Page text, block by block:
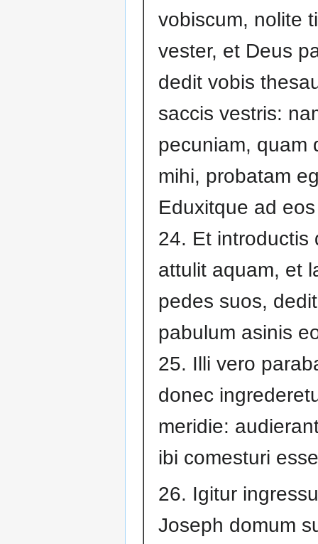
vobiscum, nolite
vester, et Deus
dedit vobis
saccis vestris:
pecuniam, quam
mihi, probatam
Eduxitque ad
24. Et introductis
attulit aquam, et
pedes suos,
pabulum asinis
25. Illi vero
donec
meridie:
ibi comesturi
26. Igitur
Joseph domum